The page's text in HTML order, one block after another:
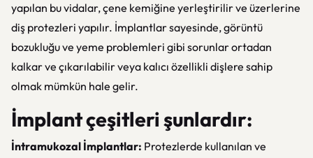
yapılan bu vidalar, çene kemiğine yerleştirilir ve üzerlerine
diş protezleri yapılır. İmplantlar sayesinde, görüntü
bozukluğu ve yeme problemleri gibi sorunlar ortadan
kalkar ve çıkarılabilir veya kalıcı özellikli dişlere sahip
olmak mümkün hale gelir.
İmplant çeşitleri şunlardır:
İntramukozal İmplantlar: Protezlerde kullanılan ve